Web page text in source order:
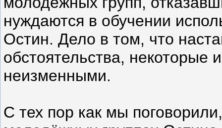
нуждаются в обучении
Остин. Дело в том, что
обстоятельства, некоторые
неизменными.
С тех пор как мы